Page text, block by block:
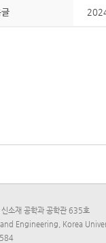
글
소재 공학과 공학관 635호
Engineering, Korea